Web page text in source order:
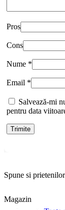
Pros
Cons
Nume *
Email *
Salvează-mi
pentru data
Spune si
Magazin